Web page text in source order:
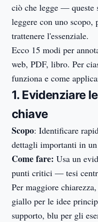
ciò che legge — queste
leggere con uno scopo,
trattenere l'essenziale.
Ecco 15 modi per
web, PDF, libro. Per
funziona e come
1. Evidenziare
chiave
Scopo: Identificare
dettagli importanti in un
Come fare: Usa un
punti critici — tesi
Per maggiore
giallo per le idee
supporto, blu per gli